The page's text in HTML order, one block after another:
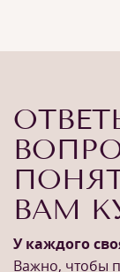
ВАМ
У каждого
Важно, чтобы